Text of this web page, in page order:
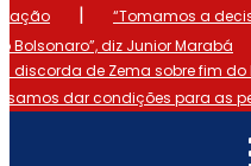
|
“Tomamos a
Bolsonaro”, diz Junior Marabá
discorda de Zema sobre fim do
dar condições para as